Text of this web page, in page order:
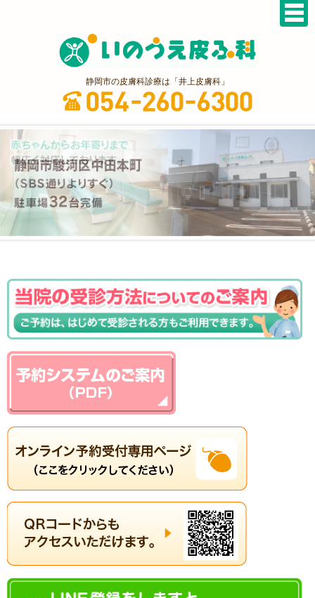
静岡市の皮膚科診療は「井上皮膚科」